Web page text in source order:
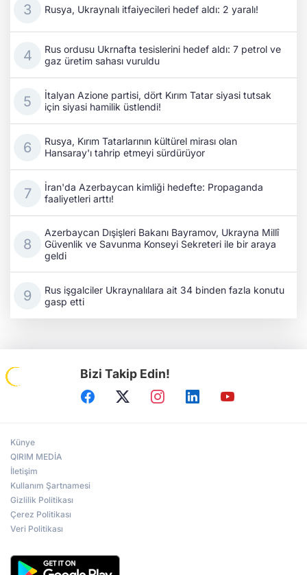
Rusya, Ukraynalı itfaiyecileri hedef aldı: 2 yaralı!
Rus ordusu Ukrnafta tesislerini hedef aldı: 7 petrol ve
gaz üretim sahası vuruldu
İtalyan Azione partisi, dört Kırım Tatar siyasi tutsak
için siyasi hamilik üstlendi!
Rusya, Kırım Tatarlarının kültürel mirası olan
Hansaray'ı tahrip etmeyi sürdürüyor
İran'da Azerbaycan kimliği hedefte: Propaganda
faaliyetleri arttı!
Azerbaycan Dışişleri Bakanı Bayramov, Ukrayna Millî
Güvenlik ve Savunma Konseyi Sekreteri ile bir araya
geldi
Rus işgalciler Ukraynalılara ait 34 binden fazla konutu
gasp etti
Bizi Takip Edin!
Künye
QIRIM MEDİA
İletişim
Kullanım Şartnamesi
Gizlilik Politikası
Çerez Politikası
Veri Politikası